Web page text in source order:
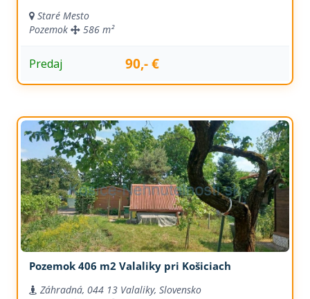
Staré Mesto
Pozemok
586 m²
Predaj 90,- €
Pozemok 406 m2 Valaliky pri Košiciach
Záhradná, 044 13 Valaliky, Slovensko